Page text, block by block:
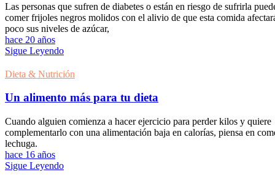
Las personas que sufren de diabetes o están en riesgo de sufrirla
comer frijoles negros molidos con el alivio de que esta comida
poco sus niveles de azúcar,
hace 20 años
Sigue Leyendo
Dieta & Nutrición
Un alimento más para tu dieta
Cuando alguien comienza a hacer ejercicio para perder kilos y quiere
complementarlo con una alimentación baja en calorías, piensa en
lechuga.
hace 16 años
Sigue Leyendo